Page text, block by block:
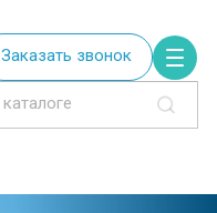
Заказать звонок